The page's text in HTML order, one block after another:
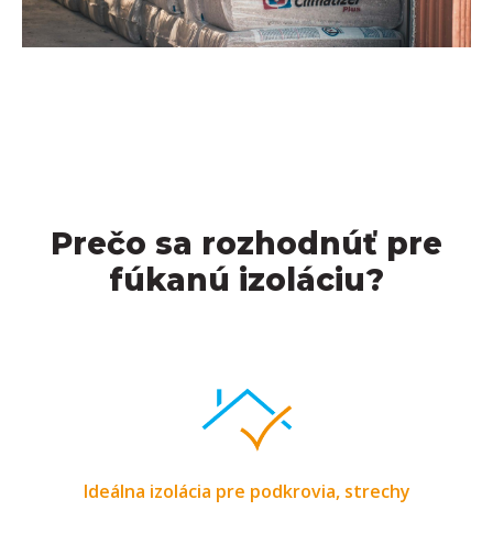
Prečo sa rozhodnúť pre
fúkanú izoláciu?
Ideálna izolácia pre podkrovia, strechy